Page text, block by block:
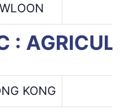
KONG